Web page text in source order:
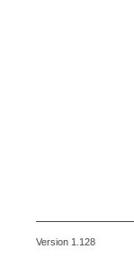
Version 1.128